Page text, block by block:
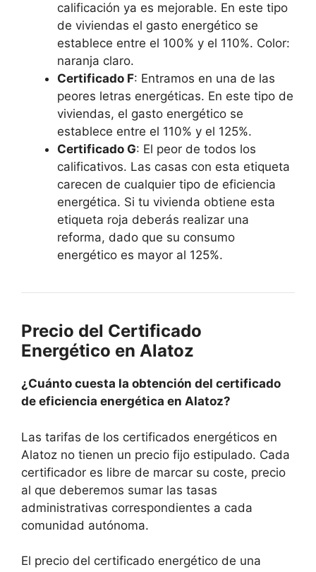
calificación ya es mejorable. En este tipo
de viviendas el gasto energético se
establece entre el 100% y el 110%. Color:
naranja claro.
Certificado F: Entramos en una de las
peores letras energéticas. En este tipo de
viviendas, el gasto energético se
establece entre el 110% y el 125%.
Certificado G: El peor de todos los
calificativos. Las casas con esta etiqueta
carecen de cualquier tipo de eficiencia
energética. Si tu vivienda obtiene esta
etiqueta roja deberás realizar una
reforma, dado que su consumo
energético es mayor al 125%.
Precio del Certificado
Energético en Alatoz
¿Cuánto cuesta la obtención del certificado
de eficiencia energética en Alatoz?
Las tarifas de los certificados energéticos en
Alatoz no tienen un precio fijo estipulado. Cada
certificador es libre de marcar su coste, precio
al que deberemos sumar las tasas
administrativas correspondientes a cada
comunidad autónoma.
El precio del certificado energético de una